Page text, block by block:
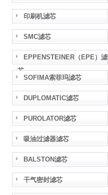
印刷机滤芯
SMC滤芯
EPPENSTEINER（EPE）滤
芯
SOFIMA索菲玛滤芯
DUPLOMATIC滤芯
PUROLATOR滤芯
吸油过滤器滤芯
BALSTON滤芯
干气密封滤芯